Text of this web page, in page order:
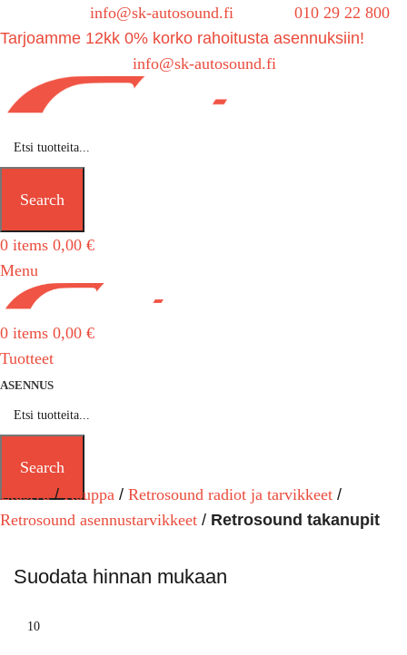
info@sk-autosound.fi
010 29 22 800
Tarjoamme 12kk 0% korko rahoitusta asennuksiin!
info@sk-autosound.fi
Search
0 items 0,00 €
Menu
0 items 0,00 €
Tuotteet
ASENNUS
Search
Etusivu
Kauppa
Retrosound radiot ja tarvikkeet
Retrosound asennustarvikkeet
Retrosound takanupit
Suodata hinnan mukaan